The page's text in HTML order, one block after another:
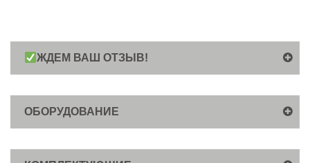
ЖДЕМ ВАШ ОТЗЫВ!
ОБОРУДОВАНИЕ